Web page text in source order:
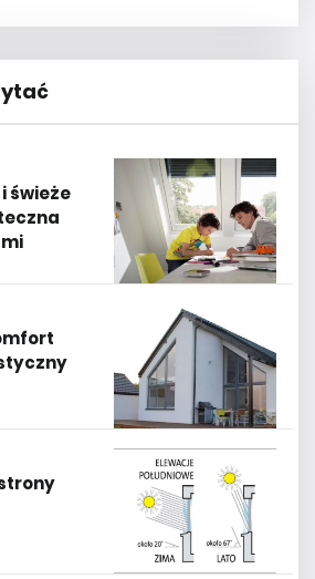
świeże